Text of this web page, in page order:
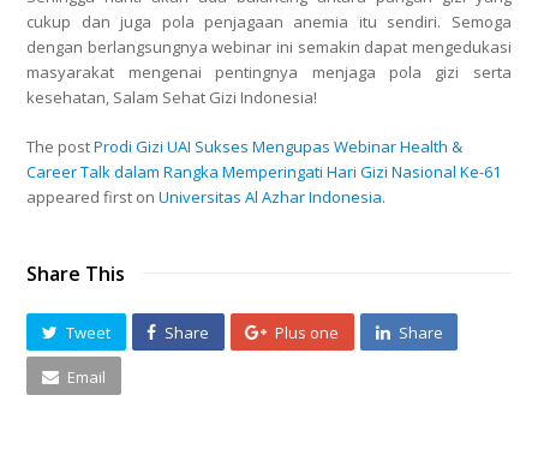
cukup dan juga pola penjagaan anemia itu sendiri. Semoga
dengan berlangsungnya webinar ini semakin dapat mengedukasi
masyarakat mengenai pentingnya menjaga pola gizi serta
kesehatan, Salam Sehat Gizi Indonesia!
The postProdi Gizi UAI Sukses Mengupas Webinar Health &
Career Talk dalam Rangka Memperingati Hari Gizi Nasional Ke-61
appeared first onUniversitas Al Azhar Indonesia.
Share This
Tweet Share Plus one Share
Email